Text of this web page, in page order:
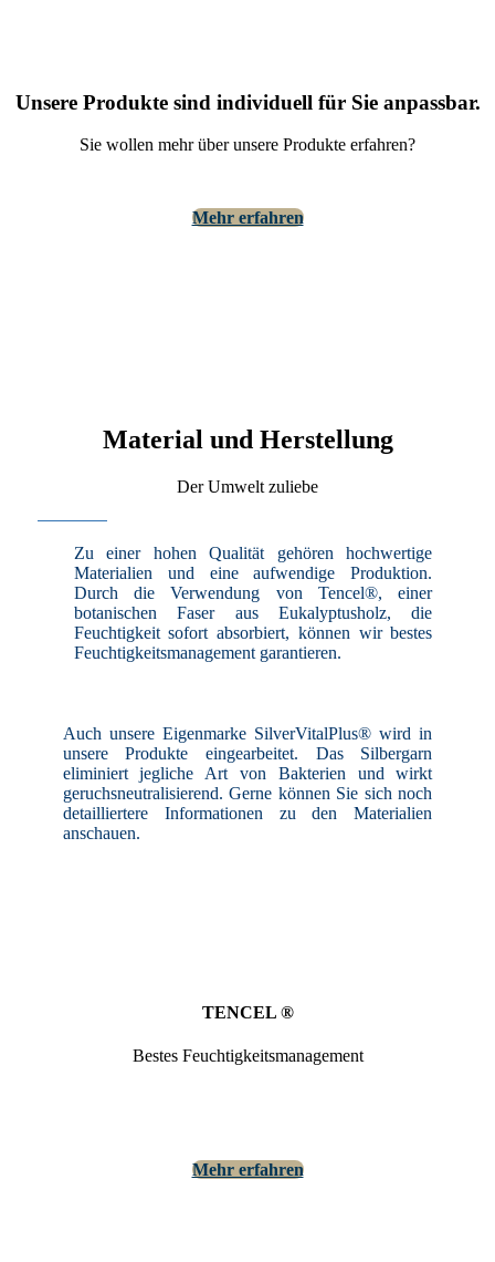
Unsere Produkte sind individuell für Sie anpassbar.
Sie wollen mehr über unsere Produkte erfahren?
Mehr erfahren
Material und Herstellung
Der Umwelt zuliebe
Zu einer hohen Qualität gehören hochwertige
Materialien und eine aufwendige Produktion.
Durch die Verwendung von Tencel®, einer
botanischen Faser aus Eukalyptusholz, die
Feuchtigkeit sofort absorbiert, können wir bestes
Feuchtigkeitsmanagement garantieren.
Auch unsere Eigenmarke SilverVitalPlus® wird in
unsere Produkte eingearbeitet. Das Silbergarn
eliminiert jegliche Art von Bakterien und wirkt
geruchsneutralisierend.Gerne können Sie sich noch
detailliertere Informationen zu den Materialien
anschauen.
TENCEL ®
Bestes Feuchtigkeitsmanagement
Mehr erfahren